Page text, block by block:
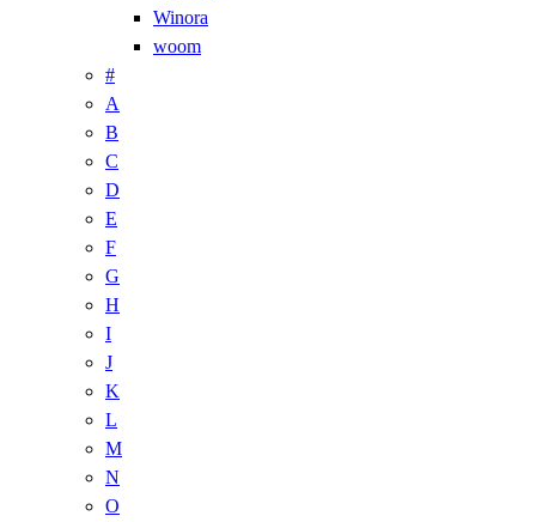
Winora
woom
#
A
B
C
D
E
F
G
H
I
J
K
L
M
N
O